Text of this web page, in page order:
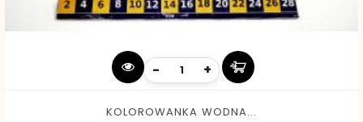
- +
KOLOROWANKA WODNA...